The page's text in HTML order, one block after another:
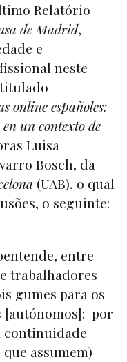
Relatório
de Madrid,
e
neste
online españoles:
un contexto de
Luisa
Bosch, da
(UAB), o qual
o seguinte:
entre
trabalhadores
gumes para os
[autónomos]: por
continuidade
assumem)